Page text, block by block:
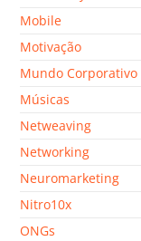
Mobile
Motivação
Mundo Corporativo
Músicas
Netweaving
Networking
Neuromarketing
Nitro10x
ONGs